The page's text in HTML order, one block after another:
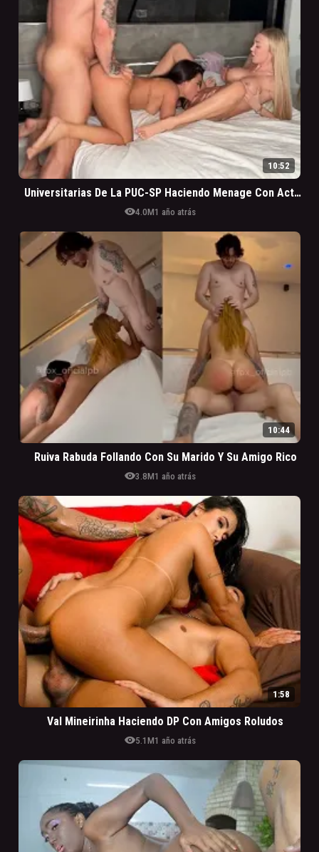
10:52
Universitarias De La PUC-SP Haciendo Menage Con Actor Porno Famoso A Cambio De Grana
visibility4.0M1 año atrás
10:44
Ruiva Rabuda Follando Con Su Marido Y Su Amigo Rico
visibility3.8M1 año atrás
1:58
Val Mineirinha Haciendo DP Con Amigos Roludos
visibility5.1M1 año atrás